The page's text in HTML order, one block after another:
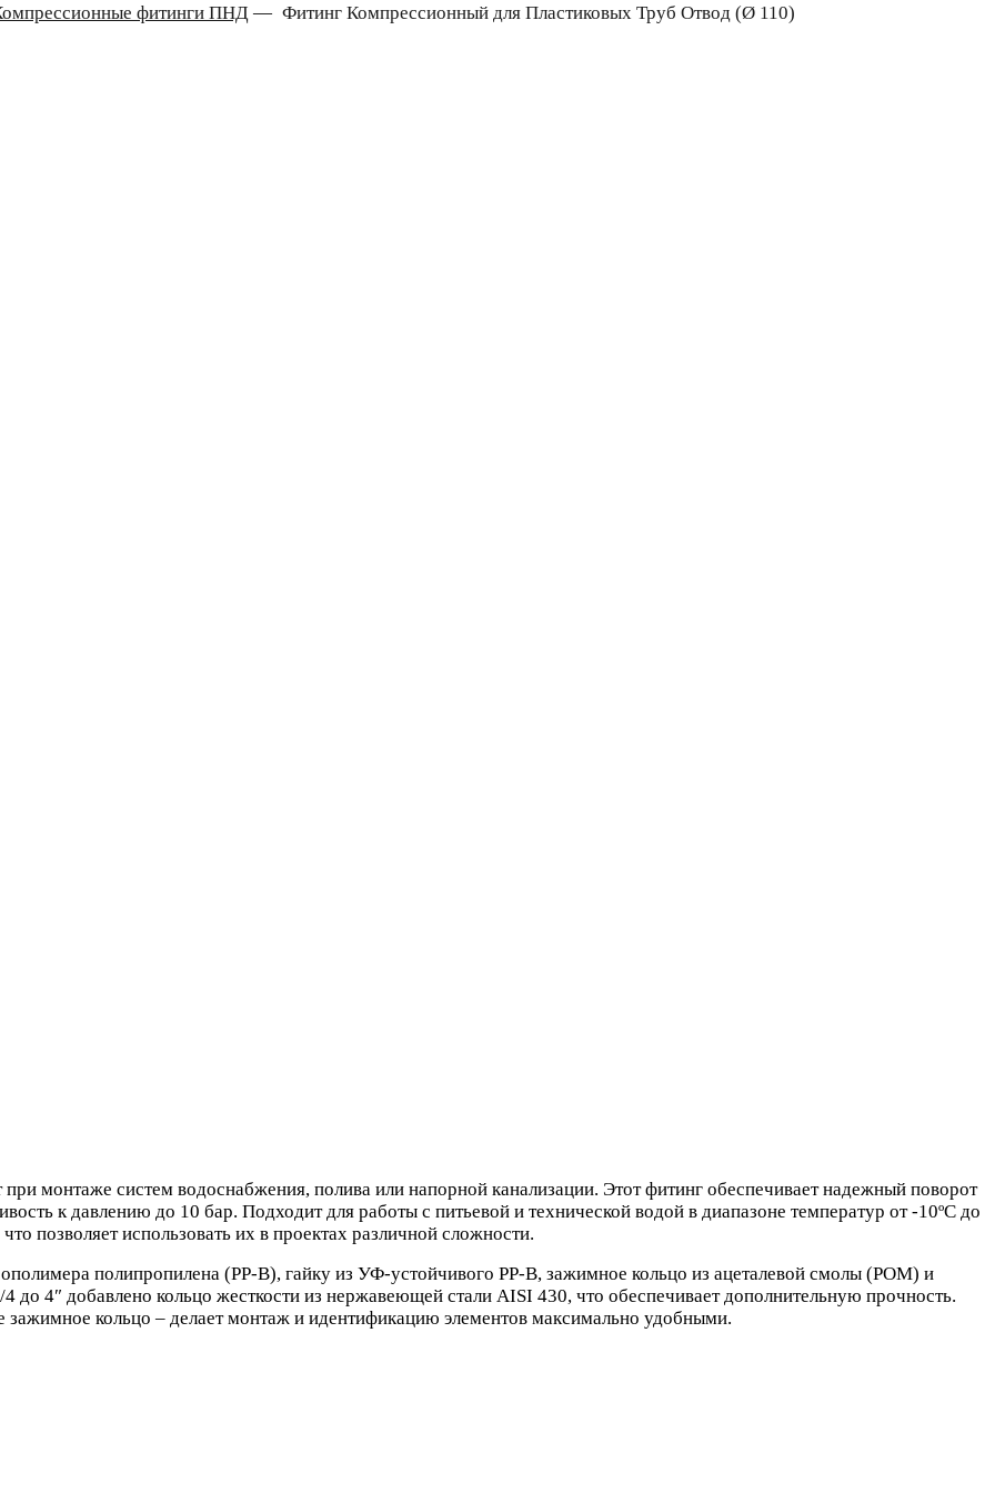
фитинги ПНД — Фитинг Компрессионный для Пластиковых Труб Отвод (Ø 110)
монтаже систем водоснабжения, полива или напорной канализации. Этот фитинг обеспечивает надежный поворот
к давлению до 10 бар. Подходит для работы с питьевой и технической водой в диапазоне температур от -10ºС до
позволяет использовать их в проектах различной сложности.
полипропилена (PP-B), гайку из УФ-устойчивого PP-B, зажимное кольцо из ацеталевой смолы (POM) и
4″ добавлено кольцо жесткости из нержавеющей стали AISI 430, что обеспечивает дополнительную прочность.
зажимное кольцо – делает монтаж и идентификацию элементов максимально удобными.